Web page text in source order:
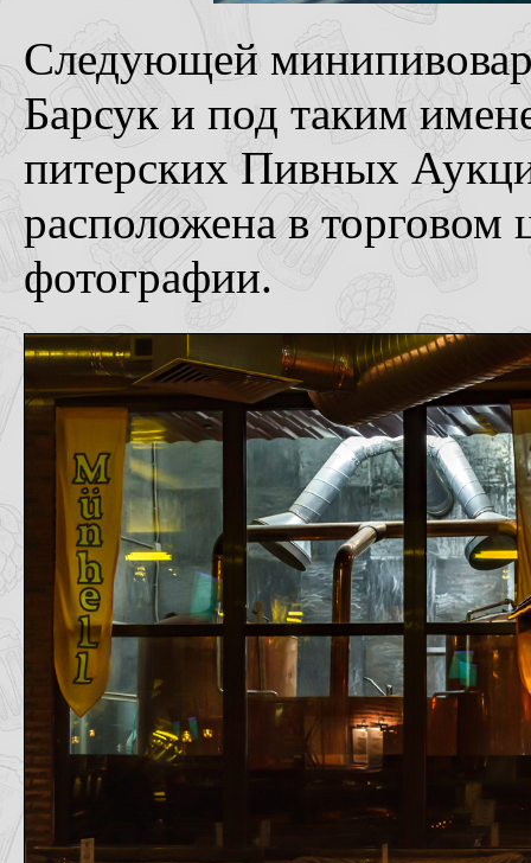
Следующей
Барсук и под таким
питерских Пивных
расположена в торговом
фотографии.